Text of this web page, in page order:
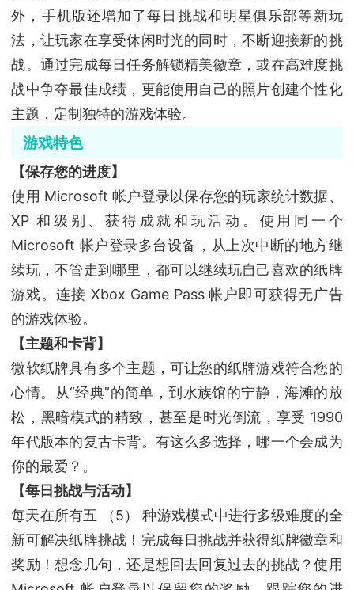
外，手机版还增加了每日挑战和明星俱乐部等新玩
法，让玩家在享受休闲时光的同时，不断迎接新的挑
战。通过完成每日任务解锁精美徽章，或在高难度挑
战中争夺最佳成绩，更能使用自己的照片创建个性化
主题，定制独特的游戏体验。
游戏特色
【保存您的进度】
使用 Microsoft 帐户登录以保存您的玩家统计数据、
XP 和级别、获得成就和玩活动。使用同一个
Microsoft 帐户登录多台设备，从上次中断的地方继
续玩，不管走到哪里，都可以继续玩自己喜欢的纸牌
游戏。连接 Xbox Game Pass 帐户即可获得无广告
的游戏体验。
【主题和卡背】
微软纸牌具有多个主题，可让您的纸牌游戏符合您的
心情。从“经典”的简单，到水族馆的宁静，海滩的放
松，黑暗模式的精致，甚至是时光倒流，享受 1990
年代版本的复古卡背。有这么多选择，哪一个会成为
你的最爱？。
【每日挑战与活动】
每天在所有五 （5） 种游戏模式中进行多级难度的全
新可解决纸牌挑战！完成每日挑战并获得纸牌徽章和
奖励！想念几句，还是想回去回复过去的挑战？使用